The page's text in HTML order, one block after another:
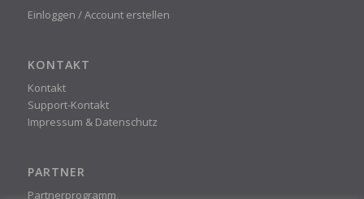
Einloggen / Account erstellen
KONTAKT
Kontakt
Support-Kontakt
Impressum & Datenschutz
PARTNER
Partnerprogramm